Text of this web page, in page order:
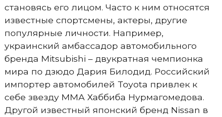
становясь его лицом. Часто к ним относятся
известные спортсмены, актеры, другие
популярные личности. Например,
украинский амбассадор автомобильного
бренда Mitsubishi – двукратная чемпионка
мира по дзюдо Дария Билодид. Российский
импортер автомобилей Toyota привлек к
себе звезду ММА Хаббиба Нурмагомедова.
Другой известный японский бренд Nissan в